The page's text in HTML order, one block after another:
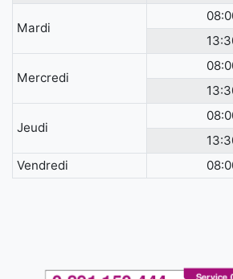
Mardi
Mercredi
Jeudi
Vendredi